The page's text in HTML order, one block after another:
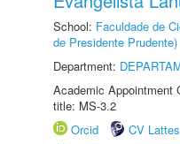
School: Faculdade de
de Presidente Prudente)
Department:
Academic Appointment
title: MS-3.2
Orcid
CV Lattes